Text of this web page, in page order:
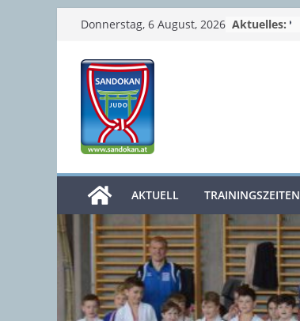
Zum
springen
Donnerstag, 6 August, 2026 Aktuelles:
AKTUELL TRAININGSZEITEN